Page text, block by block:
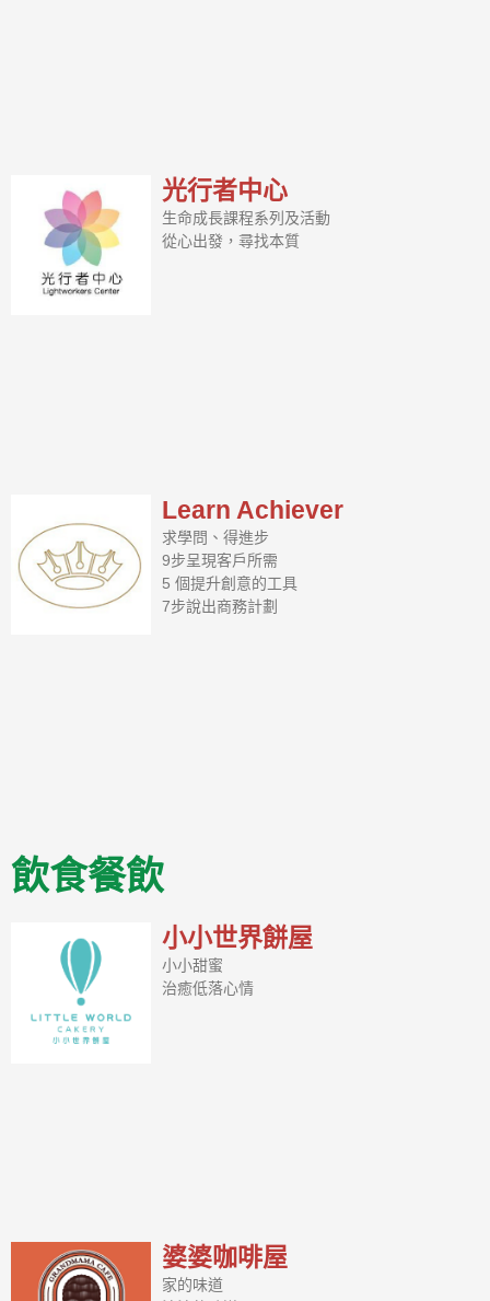
光行者中心
生命成長課程系列及活動
從心出發，尋找本質
Learn Achiever
求學問、得進步
9步呈現客戶所需
5 個提升創意的工具
7步說出商務計劃
飲食餐飲
小小世界餅屋
小小甜蜜
治癒低落心情
婆婆咖啡屋
家的味道